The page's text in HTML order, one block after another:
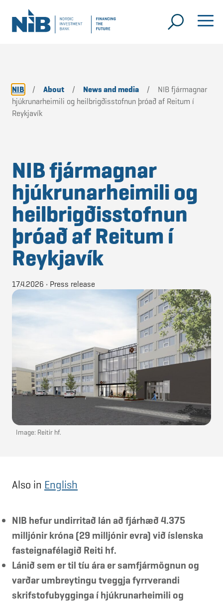
NIB / About / News and media /
NIB fjármagnar
hjúkrunarheimili og heilbrigðisstofnun þróað af Reitum í
Reykjavík
NIB fjármagnar
hjúkrunarheimili og
heilbrigðisstofnun
þróað af Reitum í
Reykjavík
17.4.2026 • Press release
Image: Reitir hf.
Also in English
NIB hefur undirritað lán að fjárhæð 4.375
milljónir króna (29 milljónir evra) við íslenska
fasteignafélagið Reiti hf.
Lánið sem er til tíu ára er samfjármögnun og
varðar umbreytingu tveggja fyrrverandi
skrifstofubygginga í hjúkrunarheimili og